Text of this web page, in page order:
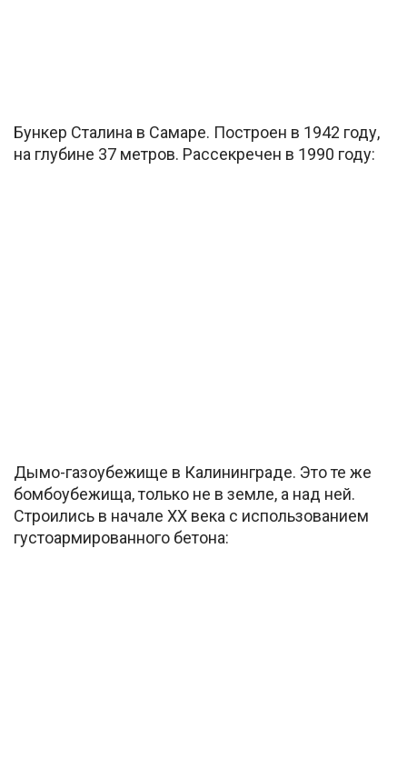
Бункер Сталина в Самаре. Построен в 1942 году,
на глубине 37 метров. Рассекречен в 1990 году:
Дымо-газоубежище в Калининграде. Это те же
бомбоубежища, только не в земле, а над ней.
Строились в начале ХХ века с использованием
густоармированного бетона: